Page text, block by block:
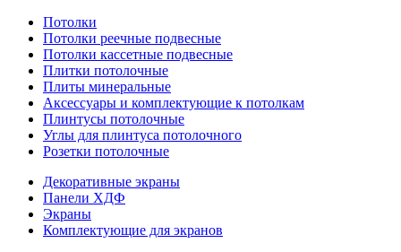
Потолки
Потолки реечные подвесные
Потолки кассетные подвесные
Плитки потолочные
Плиты минеральные
Аксессуары и комплектующие к потолкам
Плинтусы потолочные
Углы для плинтуса потолочного
Розетки потолочные
Декоративные экраны
Панели ХДФ
Экраны
Комплектующие для экранов